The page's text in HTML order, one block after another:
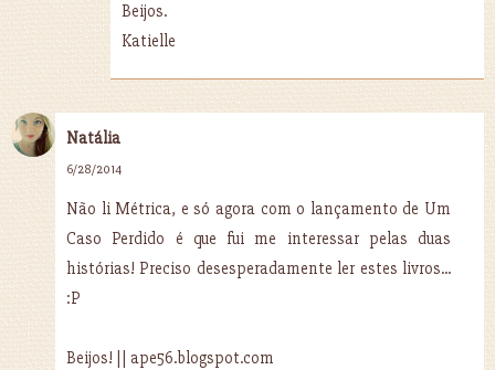
Beijos.
Katielle
Natália
6/28/2014
Não li Métrica, e só agora com o lançamento de Um
Caso Perdido é que fui me interessar pelas duas
histórias! Preciso desesperadamente ler estes livros...
:P
Beijos! || ape56.blogspot.com